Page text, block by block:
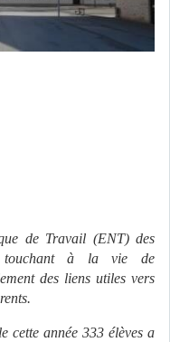
de Travail (ENT) des
touchant à la vie de
des liens utiles vers
cette année 333 élèves a